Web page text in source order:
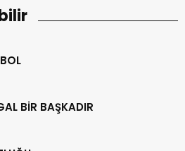
BİR BAŞKADIR